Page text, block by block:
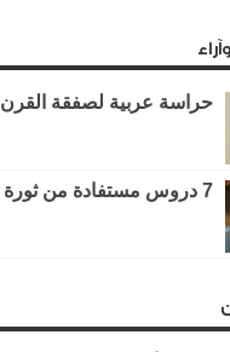
حراسة عربية لصفقة القرن
7 دروس مستفادة من ثورة يناير